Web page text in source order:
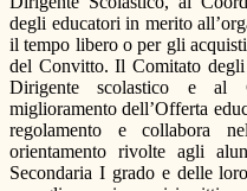
degli educatori in merito
il tempo libero o per gli
del Convitto. Il Comitato
Dirigente scolastico e al
miglioramento dell’Offerta
regolamento e collabora
orientamento rivolte agli
Secondaria I grado e delle